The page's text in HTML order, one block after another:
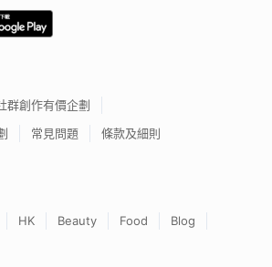
群創作有價企劃
常見問題 條款及細則
HK Beauty Food
Blog